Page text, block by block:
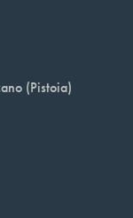
(Pistoia)